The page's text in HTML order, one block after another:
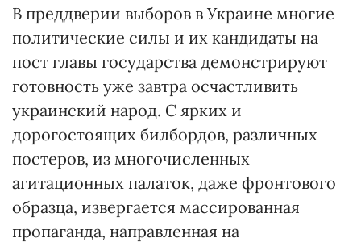
В преддверии выборов в Украине многие
политические силы и их кандидаты на
пост главы государства демонстрируют
готовность уже завтра осчастливить
украинский народ. С ярких и
дорогостоящих билбордов, различных
постеров, из многочисленных
агитационных палаток, даже фронтового
образца, извергается массированная
пропаганда, направленная на